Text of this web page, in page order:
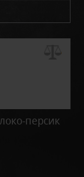
персик